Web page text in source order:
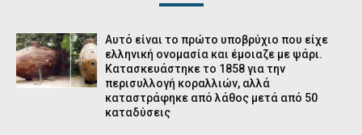
Αυτό είναι το πρώτο υποβρύχιο που είχε
ελληνική ονομασία και έμοιαζε με ψάρι.
Κατασκευάστηκε το 1858 για την
περισυλλογή κοραλλιών, αλλά
καταστράφηκε από λάθος μετά από 50
καταδύσεις